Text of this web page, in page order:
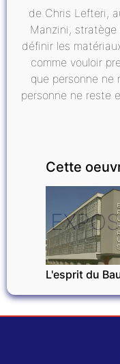
de Chris Lefteri,
Manzini,
définir les
comme vouloir
que personne ne
personne ne reste
Cette
L'esprit du